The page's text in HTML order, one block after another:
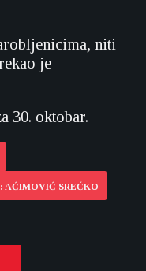
niti
je
30. oktobar.
AĆIMOVIĆ SREĆKO